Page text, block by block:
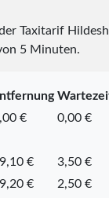
Taxitarif
5 Minuten.
€ 0,00 €
€ 3,50 €
€ 2,50 €